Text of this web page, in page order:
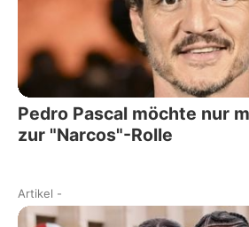
Pedro Pascal möchte nur
zur "Narcos"-Rolle
Artikel -